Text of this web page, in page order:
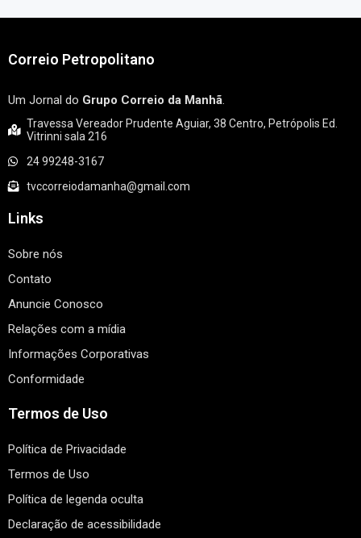
Correio Petropolitano
Um Jornal do Grupo Correio da Manhã
Travessa Vereador Prudente Aguiar, 38 Centro, Petrópolis Ed.
Vitrinni sala 216
24 99248-3167
tvccorreiodamanha@gmail.com
Links
Sobre nós
Contato
Anuncie Conosco
Relações com a mídia
Informações Corporativas
Conformidade
Termos de Uso
Política de Privacidade
Termos de Uso
Política de legenda oculta
Declaração de acessibilidade